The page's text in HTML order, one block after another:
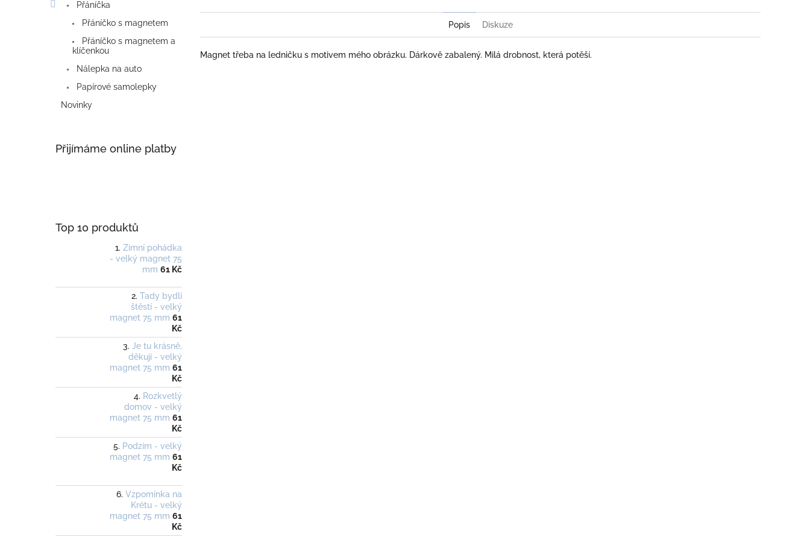
Přáníčka
Přáníčko s magnetem
Přáníčko s magnetem a
klíčenkou
Nálepka na auto
Papírové samolepky
Novinky
Přijímáme online platby
Top 10 produktů
Zimní pohádka
- velký magnet 75
mm 61 Kč
Tady bydlí
štěstí - velký
magnet 75 mm 61
Kč
Je tu krásně,
děkuji - velký
magnet 75 mm 61
Kč
Rozkvetlý
domov - velký
magnet 75 mm 61
Kč
Podzim - velký
magnet 75 mm 61
Kč
Vzpomínka na
Krétu - velký
magnet 75 mm 61
Kč
Popis Diskuze
Magnet třeba na ledničku s motivem mého obrázku. Dárkově zabalený. Milá drobnost, která potěší.